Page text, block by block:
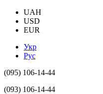
UAH
USD
EUR
Укр
Рус
(095) 106-14-44
(093) 106-14-44